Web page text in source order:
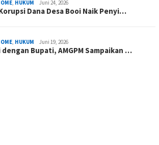
, HUKUM Juni 24, 2026
Dana Desa Booi Naik Penyi…
, HUKUM Juni 19, 2026
Bupati, AMGPM Sampaikan …